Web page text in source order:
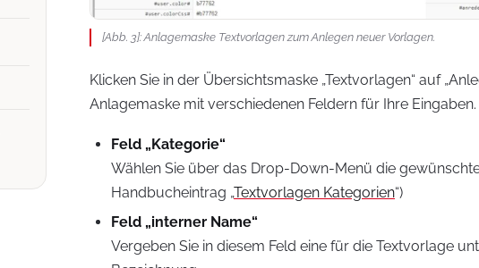
[Abb. 3]: Anlagemaske Textvorlagen zum Anlegen neuer Vorlagen.
Klicken Sie in der Übersichtsmaske „Textvorlagen“ auf
Anlagemaske mit verschiedenen Feldern für Ihre Eingaben.
Feld „Kategorie“
Wählen Sie über das Drop-Down-Menü die
Handbucheintrag „Textvorlagen Kategorien“)
Feld „interner Name“
Vergeben Sie in diesem Feld eine für die Textvorlage